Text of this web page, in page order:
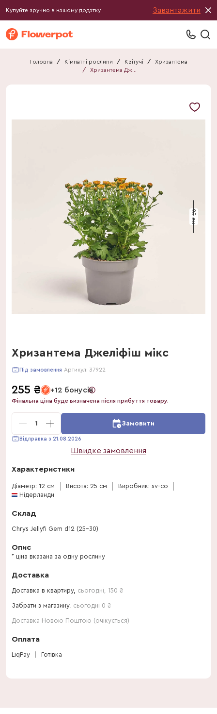
Купуйте зручно в нашому додатку Завантажити
Головна / Кімнатні рослини / Квітучі /
Хризантема
/
Хризантема Джеліфіш мікс
25 см
Хризантема Джеліфіш мікс
Під замовлення Артикул: 37922
255 ₴ +12 бонусів
Фінальна ціна буде визначена після прибуття товару.
1 Замовити
Відправка з 21.08.2026
Швидке замовлення
Характеристики
Діаметр: 12 см Висота: 25 см
Виробник: sv-co
Нідерланди
Склад
Chrys Jellyfi Gem d12 (25-30)
Опис
* ціна вказана за одну рослину
Доставка
Доставка в квартиру, сьогодні 150 ₴
Забрати з магазину, сьогодні 0 ₴
Доставка Новою Поштою (очікується)
Оплата
LiqPay Готівка